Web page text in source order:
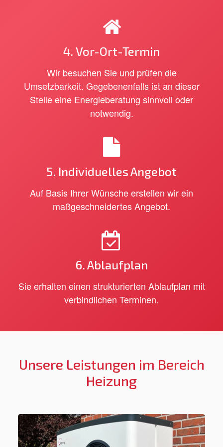
4. Vor-Ort-Termin
Wir besuchen Sie und prüfen die
Umsetzbarkeit. Gegebenenfalls ist an dieser
Stelle eine Energieberatung sinnvoll oder
notwendig.
5. Individuelles Angebot
Auf Basis Ihrer Wünsche erstellen wir ein
maßgeschneidertes Angebot.
6.Ablaufplan
Sie erhalten einen strukturierten Ablaufplan mit
verbindlichen Terminen.
Unsere Leistungen im Bereich
Heizung